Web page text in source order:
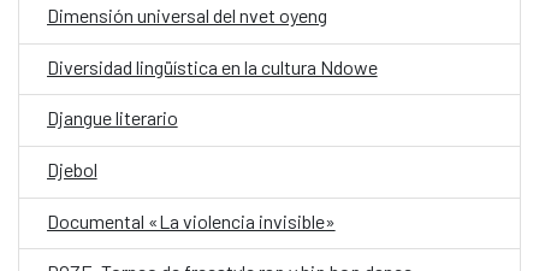
Dimensión universal del nvet oyeng
Diversidad lingüística en la cultura Ndowe
Djangue literario
Djebol
Documental «La violencia invisible»